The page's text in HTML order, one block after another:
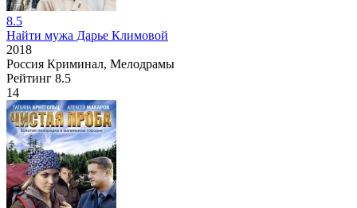
8.5
Найти мужа Дарье Климовой
2018
Россия Криминал, Мелодрамы
Рейтинг 8.5
14